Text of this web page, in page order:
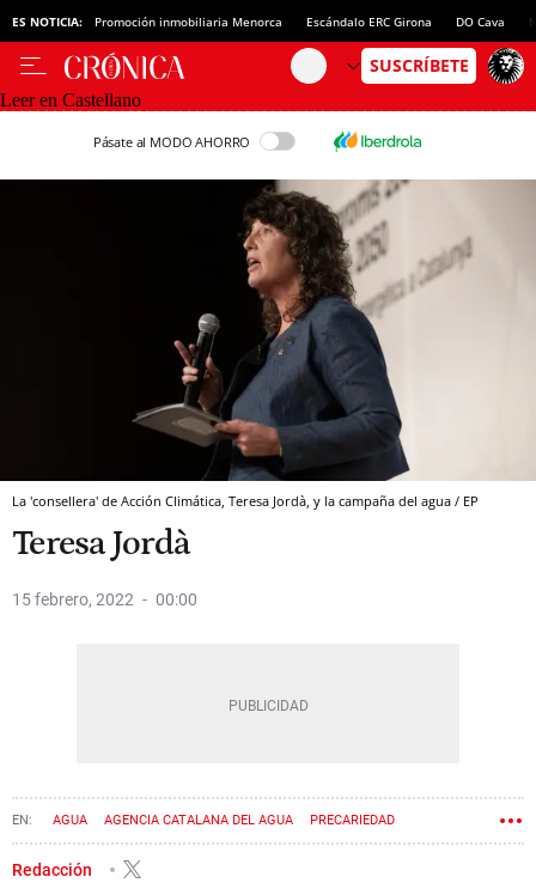
ES NOTICIA: Promoción inmobiliaria Menorca Escándalo ERC Girona DO Cava
Leer en Castellano
Pásate al MODO AHORRO
La 'consellera' de Acción Climática, Teresa Jordà, y la campaña del agua / EP
Teresa Jordà
15 febrero, 2022 00:00
AGUA AGENCIA CATALANA DEL AGUA PRECARIEDAD
CORONAVIRUS TERESA JORDÀ
Redacción